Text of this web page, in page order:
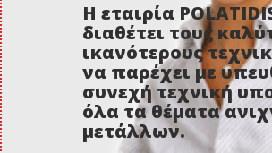
Η εταιρία
διαθέτει τους
ικανότερους
να παρέχει με
συνεχή τεχνική
όλα τα θέματα
μετάλλων.